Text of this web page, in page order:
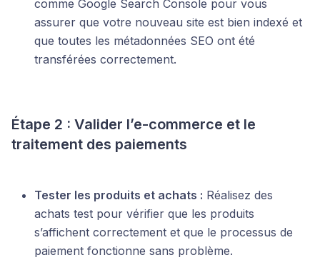
comme Google Search Console pour vous
assurer que votre nouveau site est bien indexé et
que toutes les métadonnées SEO ont été
transférées correctement.
Étape 2 : Valider l’e-commerce et le
traitement des paiements
Tester les produits et achats : Réalisez des
achats test pour vérifier que les produits
s’affichent correctement et que le processus de
paiement fonctionne sans problème.